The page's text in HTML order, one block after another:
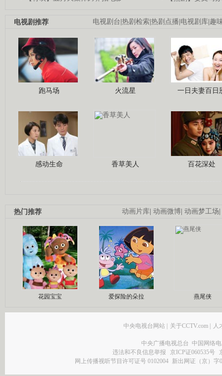
电视剧台|热剧检索|热剧点播|电视剧库|趣
电视剧推荐
跑马场 火流星 一日夫妻百日
感动生命 香草美人 百花深处
动画片库| 动画微博| 动画梦工场|
热门推荐
花园宝宝 爱探险的朵拉 燕尾侠
中央电视台网站 | 关于CCTV.com | 人
中央广播电视总台 中国网络
违法和不良信息举报
京ICP证060535号
网上传播视听节目许可证号 0102004 新出网证（京）